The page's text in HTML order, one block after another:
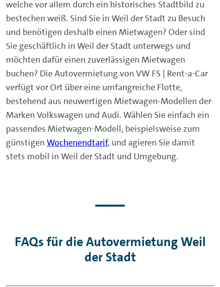
welche vor allem durch ein historisches Stadtbild zu
bestechen weiß. Sind Sie in Weil der Stadt zu Besuch
und benötigen deshalb einen Mietwagen? Oder sind
Sie geschäftlich in Weil der Stadt unterwegs und
möchten dafür einen zuverlässigen Mietwagen
buchen? Die Autovermietung von VW FS | Rent-a-Car
verfügt vor Ort über eine umfangreiche Flotte,
bestehend aus neuwertigen Mietwagen-Modellen der
Marken Volkswagen und Audi. Wählen Sie einfach ein
passendes Mietwagen-Modell, beispielsweise zum
günstigen Wochenendtarif, und agieren Sie damit
stets mobil in Weil der Stadt und Umgebung.
FAQs für die Autovermietung Weil
der Stadt